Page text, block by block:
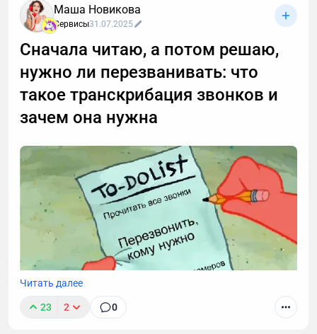
Маша Новикова
Сервисы31.07.2025
Сначала читаю, а потом решаю,
нужно ли перезванивать: что
такое транскрибация звонков и
зачем она нужна
Читать далее
23 2 0